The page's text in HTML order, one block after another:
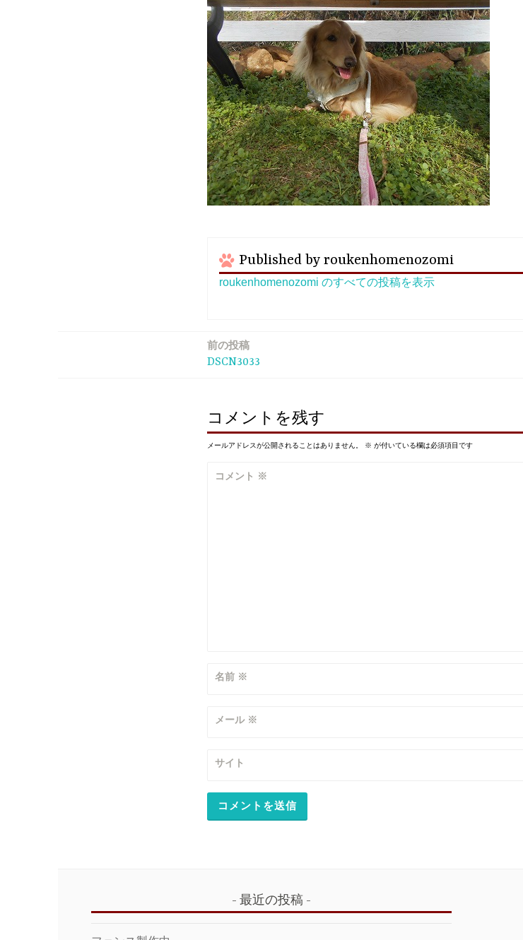
Published by roukenhomenozomi
roukenhomenozomi のすべての投稿を表示
前の投稿
DSCN3033
コメントを残す
メールアドレスが公開されることはありません。 ※ が付いている欄は必須項目です
コメント ※
名前 ※
メール ※
サイト
最近の投稿